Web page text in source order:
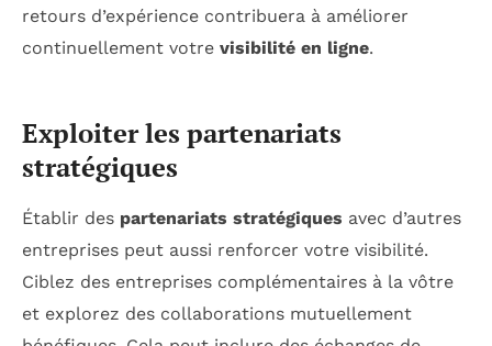
retours d’expérience contribuera à améliorer
continuellement votre visibilité en ligne.
Exploiter les partenariats
stratégiques
Établir des partenariats stratégiques avec d’autres
entreprises peut aussi renforcer votre visibilité.
Ciblez des entreprises complémentaires à la vôtre
et explorez des collaborations mutuellement